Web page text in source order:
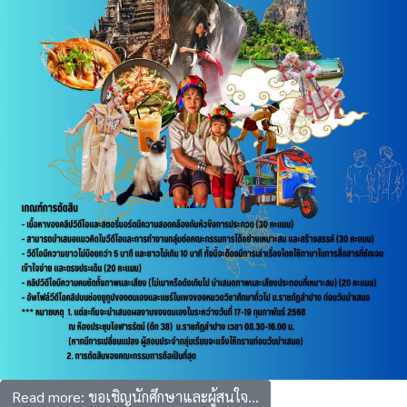
Read more: ขอเชิญนักศึกษาและผู้สนใจ...